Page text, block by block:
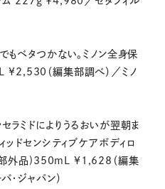
もベタつかない。ミノン全身保
¥2,530（編集部調べ）／ミノ
ラミドによりうるおいが翌朝ま
ッドセンシティブケアボディロ
部外品)350mL ¥1,628（編集
・ジャパン）